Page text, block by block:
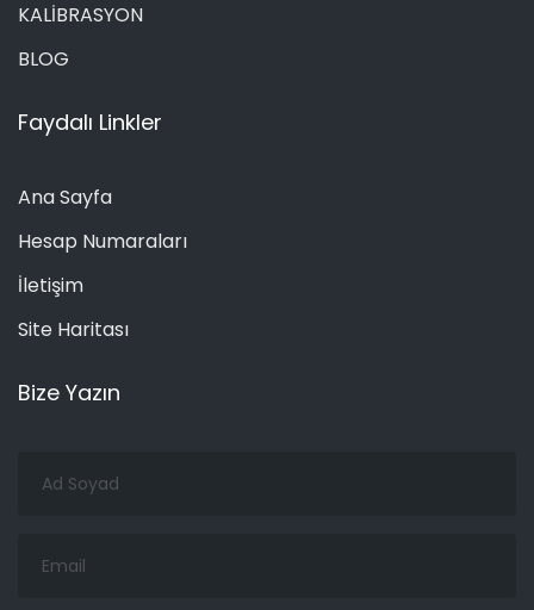
KALİBRASYON
BLOG
Faydalı Linkler
Ana Sayfa
Hesap Numaraları
İletişim
Site Haritası
Bize Yazın
Soyad